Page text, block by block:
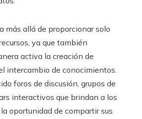
más allá de proporcionar solo
ya que también
activa la creación de
intercambio de conocimientos.
foros de discusión, grupos de
interactivos que brindan a los
oportunidad de compartir sus